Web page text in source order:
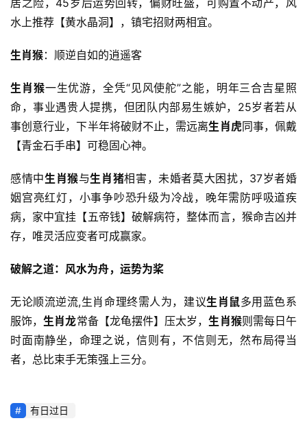
居之险，45岁后运势回转，偏财旺盛，可购置不动产，风
水上推荐【黄水晶洞】，镇宅招财两相宜。
生肖猴：顺逆自如的逍遥客
生肖猴一生优游，全凭“见风使舵”之能，明年三合吉星照
命，事业遇贵人提携，但团队内部易生嫉妒，25岁者若从
事创意行业，下半年将破财不止，需远离生肖虎同事，佩戴
【青金石手串】可稳固心神。
感情中生肖猴与生肖猪相害，未婚者莫大困扰，37岁者婚
姻宫亮红灯，小事争吵恐升级为冷战，晚年需防呼吸道疾
病，家中宜挂【五帝钱】破解病符，整体而言，猴命吉凶并
存，唯灵活应变者可成赢家。
破解之道：风水为舟，运势为桨
无论顺流逆流,生肖命理终需人为，建议生肖鼠多用蓝色系
服饰，生肖龙常备【龙龟摆件】压太岁，生肖猴则需每日午
时面南静坐，命理之说，信则有，不信则无，然布局得当
者，总比束手无策强上三分。
有日过日